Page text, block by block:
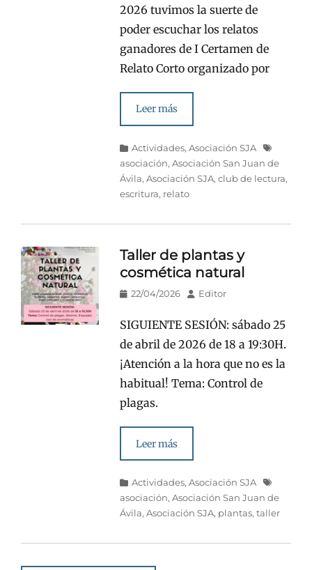
2026 tuvimos la suerte de
poder escuchar los relatos
ganadores de I Certamen de
Relato Corto organizado por
Leer más
Categorías
Actividades,Asociación SJA
Etiquetas
asociación,Asociación San Juan de
Ávila,Asociación SJA,club de lectura,
escritura, relato
Taller de plantas y
cosmética natural
Publicado
22/04/2026 AutorEditor
SIGUIENTE SESIÓN: sábado 25
de abril de 2026 de 18 a 19:30H.
¡Atención a la hora que no es la
habitual! Tema: Control de
plagas.
Leer más
Categorías
Actividades,Asociación SJA
Etiquetas
asociación,Asociación San Juan de
Ávila,Asociación SJA, plantas,taller